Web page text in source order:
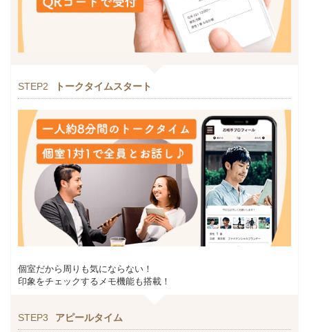
STEP2 トークタイムスタート
個室だから周りも気にならない！
印象をチェックするメモ機能も搭載！
STEP3 アピールタイム